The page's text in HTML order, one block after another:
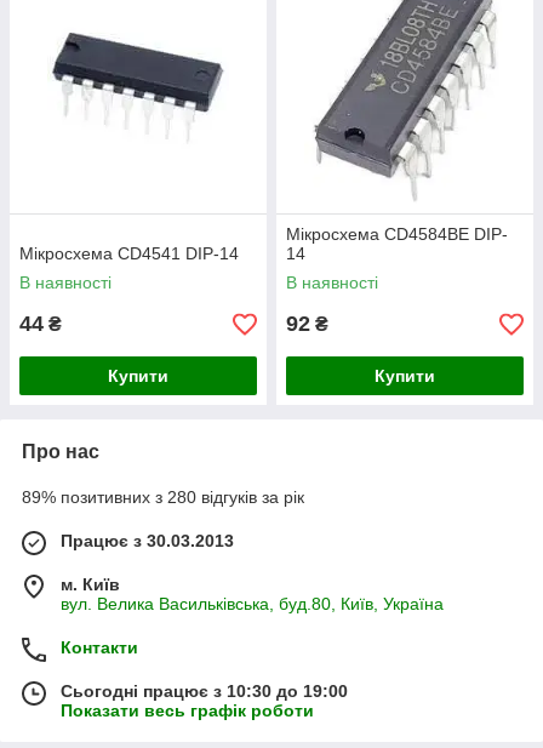
Мікросхема СD4541 DIP-14
В наявності
44 ₴
Купити
Мікросхема CD4584BE DIP-
14
В наявності
92 ₴
Купити
Про нас
89% позитивних з 280 відгуків за рік
Працює з 30.03.2013
м. Київ
вул. Велика Васильківська, буд.80, Київ, Україна
Контакти
Сьогодні працює з 10:30 до 19:00
Показати весь графік роботи